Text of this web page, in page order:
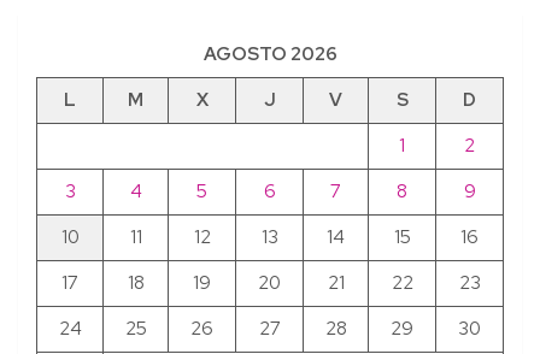
AGOSTO 2026
L
M X J V S
D
1
2
3
4 5 6 7 8
9
10
11 12 13 14 15
16
17
18 19 20 21 22
23
24
25 26 27 28 29 30